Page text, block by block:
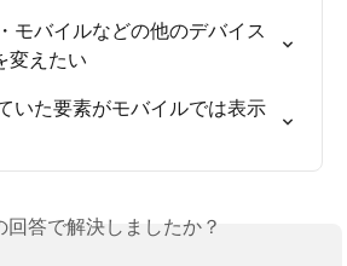
モバイルなどの他のデバイス
変えたい
いた要素がモバイルでは表示
回答で解決しましたか？